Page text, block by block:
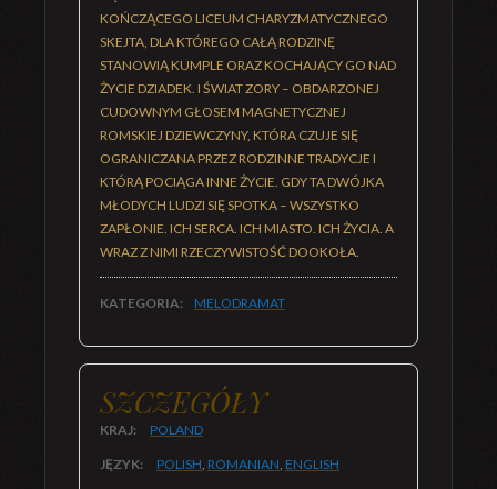
KOŃCZĄCEGO LICEUM CHARYZMATYCZNEGO
SKEJTA, DLA KTÓREGO CAŁĄ RODZINĘ
STANOWIĄ KUMPLE ORAZ KOCHAJĄCY GO NAD
ŻYCIE DZIADEK. I ŚWIAT ZORY – OBDARZONEJ
CUDOWNYM GŁOSEM MAGNETYCZNEJ
ROMSKIEJ DZIEWCZYNY, KTÓRA CZUJE SIĘ
OGRANICZANA PRZEZ RODZINNE TRADYCJE I
KTÓRĄ POCIĄGA INNE ŻYCIE. GDY TA DWÓJKA
MŁODYCH LUDZI SIĘ SPOTKA – WSZYSTKO
ZAPŁONIE. ICH SERCA. ICH MIASTO. ICH ŻYCIA. A
WRAZ Z NIMI RZECZYWISTOŚĆ DOOKOŁA.
KATEGORIA: MELODRAMAT
SZCZEGÓŁY
KRAJ: POLAND
JĘZYK: POLISH, ROMANIAN, ENGLISH